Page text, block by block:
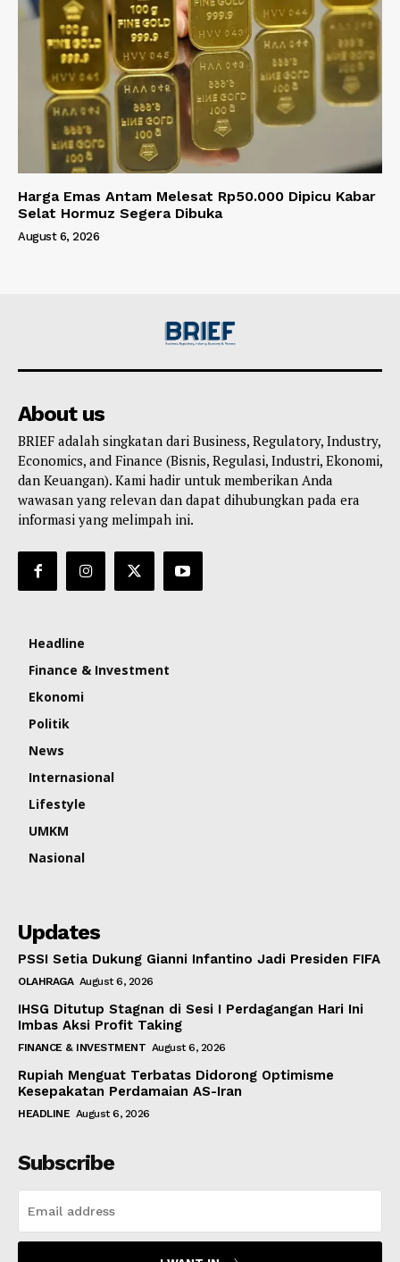
Harga Emas Antam Melesat Rp50.000 Dipicu Kabar
Selat Hormuz Segera Dibuka
August 6, 2026
About us
BRIEF adalah singkatan dari Business, Regulatory, Industry,
Economics, and Finance (Bisnis, Regulasi, Industri, Ekonomi,
dan Keuangan). Kami hadir untuk memberikan Anda
wawasan yang relevan dan dapat dihubungkan pada era
informasi yang melimpah ini.
Headline
Finance & Investment
Ekonomi
Politik
News
Internasional
Lifestyle
UMKM
Nasional
Updates
PSSI Setia Dukung Gianni Infantino Jadi Presiden FIFA
OLAHRAGA August 6, 2026
IHSG Ditutup Stagnan di Sesi I Perdagangan Hari Ini
Imbas Aksi Profit Taking
FINANCE & INVESTMENT August 6, 2026
Rupiah Menguat Terbatas Didorong Optimisme
Kesepakatan Perdamaian AS-Iran
HEADLINE August 6, 2026
Subscribe